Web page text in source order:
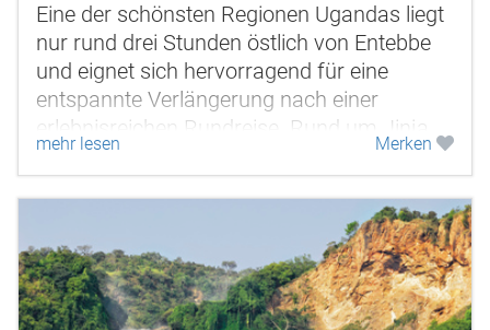
Eine der schönsten Regionen Ugandas liegt
nur rund drei Stunden östlich von Entebbe
und eignet sich hervorragend für eine
entspannte Verlängerung nach einer
erlebnisreichen Rundreise. Rund um Jinja
entspringt der Nil dem Victoriasee und...
mehr lesen Merken